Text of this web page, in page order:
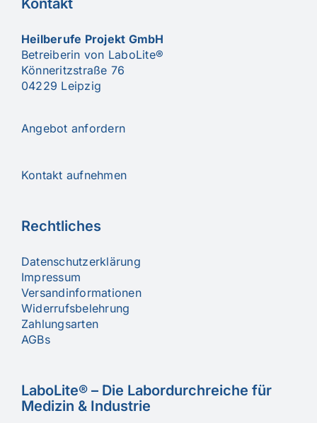
Heilberufe Projekt GmbH
Betreiberin von LaboLite®
Könneritzstraße 76
04229 Leipzig
Angebot anfordern
Kontakt aufnehmen
Rechtliches
Datenschutzerklärung
Impressum
Versandinformationen
Widerrufsbelehrung
Zahlungsarten
AGBs
LaboLite® – Die Labordurchreiche für
Medizin & Industrie